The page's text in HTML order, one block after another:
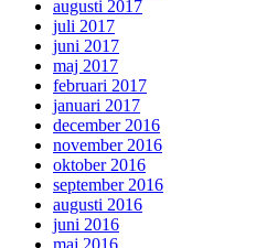
augusti 2017
juli 2017
juni 2017
maj 2017
februari 2017
januari 2017
december 2016
november 2016
oktober 2016
september 2016
augusti 2016
juni 2016
maj 2016